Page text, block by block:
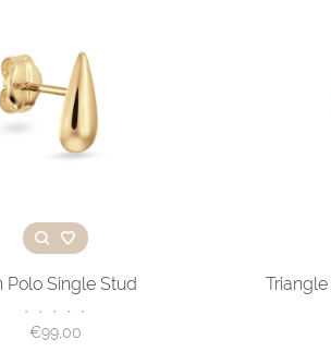
Polo Single Stud
• • • • •
€99,00